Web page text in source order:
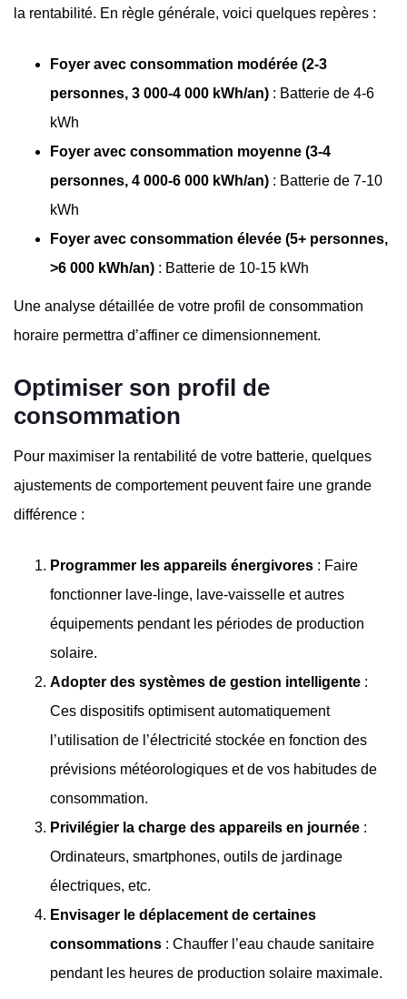
la rentabilité. En règle générale, voici quelques repères :
Foyer avec consommation modérée (2-3
personnes, 3 000-4 000 kWh/an) : Batterie de 4-6
kWh
Foyer avec consommation moyenne (3-4
personnes, 4 000-6 000 kWh/an) : Batterie de 7-10
kWh
Foyer avec consommation élevée (5+ personnes,
>6 000 kWh/an) : Batterie de 10-15 kWh
Une analyse détaillée de votre profil de consommation
horaire permettra d’affiner ce dimensionnement.
Optimiser son profil de
consommation
Pour maximiser la rentabilité de votre batterie, quelques
ajustements de comportement peuvent faire une grande
différence :
Programmer les appareils énergivores : Faire
fonctionner lave-linge, lave-vaisselle et autres
équipements pendant les périodes de production
solaire.
Adopter des systèmes de gestion intelligente :
Ces dispositifs optimisent automatiquement
l’utilisation de l’électricité stockée en fonction des
prévisions météorologiques et de vos habitudes de
consommation.
Privilégier la charge des appareils en journée :
Ordinateurs, smartphones, outils de jardinage
électriques, etc.
Envisager le déplacement de certaines
consommations : Chauffer l’eau chaude sanitaire
pendant les heures de production solaire maximale.